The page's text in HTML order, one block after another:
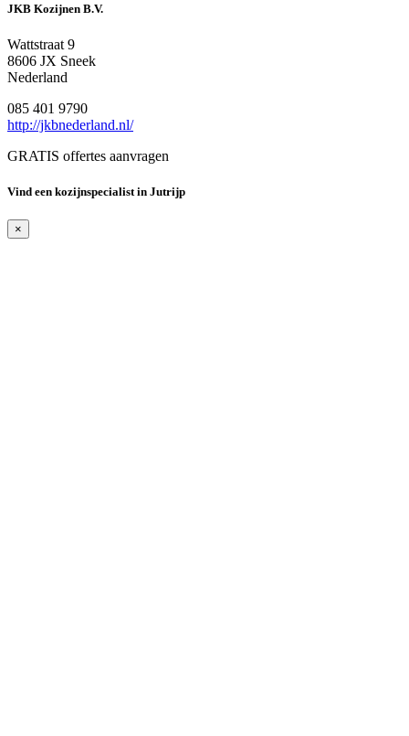
JKB Kozijnen B.V.
Wattstraat 9
8606 JX Sneek
Nederland
085 401 9790
http://jkbnederland.nl/
GRATIS offertes aanvragen
Vind een kozijnspecialist in Jutrijp
×